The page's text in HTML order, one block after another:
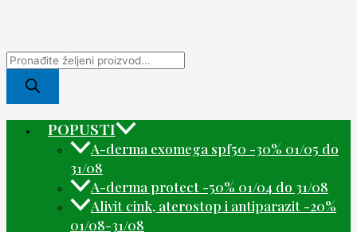
POPUSTI
A-derma exomega spf50 -30% 01/05 do
31/08
A-derma protect -50% 01/04 do 31/08
Alivit cink, aterostop i antiparazit -20%
01/08-31/08